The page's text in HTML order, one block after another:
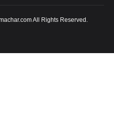
All Rights Reserved.